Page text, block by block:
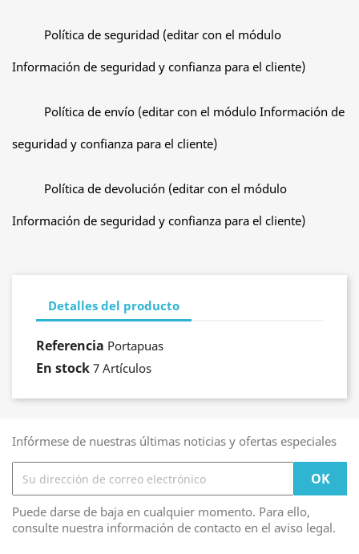
Política de seguridad (editar con el módulo
Información de seguridad y confianza para el cliente)
Política de envío (editar con el módulo Información de
seguridad y confianza para el cliente)
Política de devolución (editar con el módulo
Información de seguridad y confianza para el cliente)
Detalles del producto
Referencia Portapuas
En stock 7 Artículos
Infórmese de nuestras últimas noticias y ofertas especiales
Puede darse de baja en cualquier momento. Para ello,
consulte nuestra información de contacto en el aviso legal.